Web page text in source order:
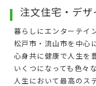
注文住宅・デ
暮らしにエンターテイ
松戸市・流山市を中心
心身共に健康で人生を
いくつになっても色々
人生において最高のス